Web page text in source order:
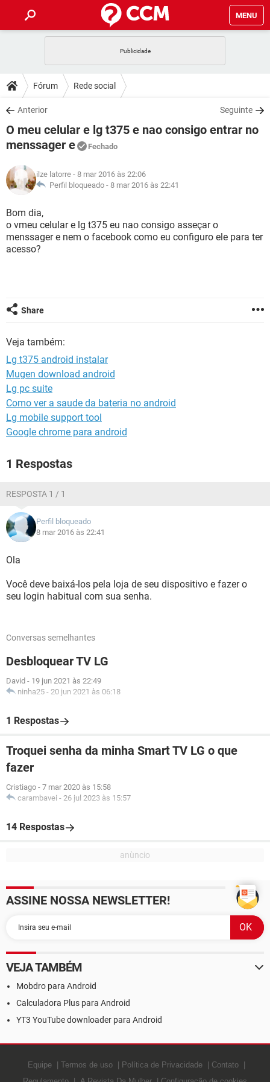
MENU
CELULAR
OUTLOOK
INSTAGRAM GMAIL
GUIA DE COMPRAS
DICAS
JOGOS
OUTLOOK
GUIA DE COMPRAS
DOWNLOADS
JOGOS WHATSAPP
CELULAR
OUTLOOK EXCEL
INSTAGRAM
GUIA DE COMPRAS
CELULAR FACEBOOK
INSTAGRAM GMAIL
GUIA DE COMPRAS
GLOSSÁRIO
JOGOS
CELULAR
OUTLOOK EXCEL
INSTAGRAM
Fórum Rede social
Anterior Seguinte
O meu celular e lg t375 e nao consigo entrar no
menssager e
Fechado
ilze latorre - 8 mar 2016 às 22:06
Perfil bloqueado - 8 mar 2016 às 22:41
Bom dia,
o vmeu celular e lg t375 eu nao consigo asseçar o
menssager e nem o facebook como eu configuro ele para ter
acesso?
Share
Veja também:
Lg t375 android instalar
Mugen download android
Lg pc suite
Como ver a saude da bateria no android
Lg mobile support tool
Google chrome para android
1 Respostas
RESPOSTA 1 / 1
Perfil bloqueado
8 mar 2016 às 22:41
Ola
Você deve baixá-los pela loja de seu dispositivo e fazer o
seu login habitual com sua senha.
Conversas semelhantes
Desbloquear TV LG
David - 19 jun 2021 às 22:49
ninha25 - 20 jun 2021 às 06:18
1 Respostas
Troquei senha da minha Smart TV LG o que
fazer
Cristiago - 7 mar 2020 às 15:58
carambavei - 26 jul 2023 às 15:57
14 Respostas
ASSINE NOSSA NEWSLETTER!
VEJA TAMBÉM
Mobdro para Android
Calculadora Plus para Android
YT3 YouTube downloader para Android
Equipe Termos de uso Política de Privacidade
Contato